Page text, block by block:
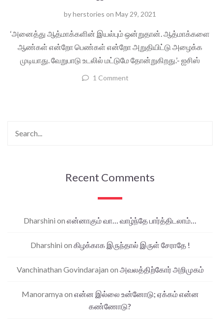
byherstories on May 29, 2021
‘அனைத்து ஆத்மாக்களின் இயல்பும் ஒன்றுதான். ஆத்மாக்களை
ஆண்கள் என்றோ பெண்கள் என்றோ அறுதியிட்டு அழைக்க
முடியாது. வேறுபாடு உடலில் மட்டுமே தோன்றுகிறது.’- ஐசிஸ்
1 Comment
Recent Comments
Dharshini on என்னாகும் வா… வாழ்ந்தே பார்த்திடலாம்…
Dharshini on கிழக்காக இருந்தால் இருள் சேராதே !
Vanchinathan Govindarajan on அவலத்திற்கோர் அறிமுகம்
Manoramya on என்ன இல்லை உன்னோடு; ஏக்கம் என்ன
கண்ணோடு?